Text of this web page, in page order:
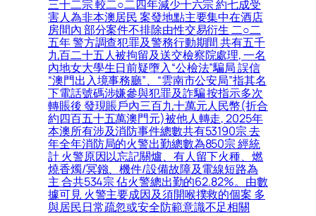
三十二宗 較二○二四年減少十六宗 約七成受
害人為非本澳居民 案發地點主要集中在酒店
房間內 部分案件不排除由性交易衍生 二○二
五年 警方調查犯罪及警務行動期間 共有五千
九百二十五人被拘留及送交檢察院處理, 一名
內地女大學生日前疑墮入“公檢法”騙局 誤信
“澳門出入境事務廳”、“雲南市公安局”指其名
下電話號碼涉嫌參與犯罪及詐騙 按指示多次
轉賬後 發現賬戶內三百九十萬元人民幣(折合
約四百五十五萬澳門元)被他人轉走, 2025年
本澳所有涉及消防事件總數共有53190宗 去
年全年消防局的火警出勤總數為850宗 經統
計 火警原因以忘記關爐、有人留下火種、燃
燒香燭/冥鏹、機件/設備故障及電線短路為
主 合共534宗 佔火警總出勤的62.82%。由數
據可見 火警主要成因及須開喉撲救的個案 多
與居民日常疏忽或安全防範意識不足相關